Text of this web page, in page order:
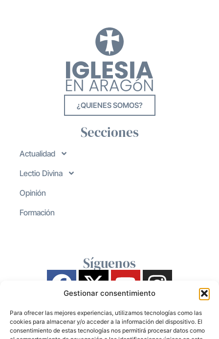
Gestionar consentimiento
Para ofrecer las mejores experiencias, utilizamos tecnologías como las
cookies para almacenar y/o acceder a la información del dispositivo. El
consentimiento de estas tecnologías nos permitirá procesar datos como
¿QUIENES SOMOS?
Secciones
Actualidad
Lectio Divina
Opinión
Formación
Síguenos